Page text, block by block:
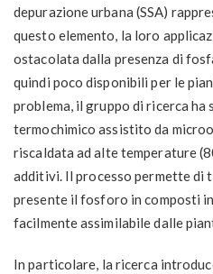
depurazione urbana (SSA)
questo elemento, la loro
ostacolata dalla presenza di
quindi poco disponibili per le
problema, il gruppo di ricerca
termochimico assistito da
riscaldata ad alte temperature
additivi. Il processo permette di
presente il fosforo in composti
facilmente assimilabile dalle
In particolare, la ricerca